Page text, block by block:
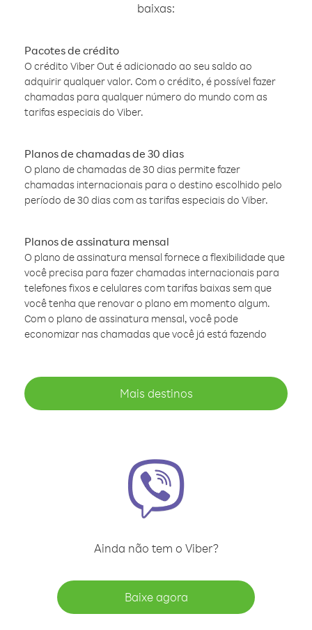
baixas:
Pacotes de crédito
O crédito Viber Out é adicionado ao seu saldo ao
adquirir qualquer valor. Com o crédito, é possível fazer
chamadas para qualquer número do mundo com as
tarifas especiais do Viber.
Planos de chamadas de 30 dias
O plano de chamadas de 30 dias permite fazer
chamadas internacionais para o destino escolhido pelo
período de 30 dias com as tarifas especiais do Viber.
Planos de assinatura mensal
O plano de assinatura mensal fornece a flexibilidade que
você precisa para fazer chamadas internacionais para
telefones fixos e celulares com tarifas baixas sem que
você tenha que renovar o plano em momento algum.
Com o plano de assinatura mensal, você pode
economizar nas chamadas que você já está fazendo
Mais destinos
Ainda não tem o Viber?
Baixe agora